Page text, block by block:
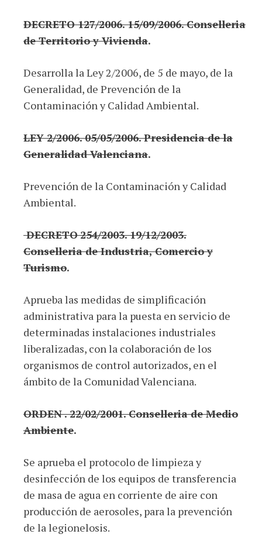
DECRETO 127/2006. 15/09/2006. Conselleria
de Territorio y Vivienda.
Desarrolla la Ley 2/2006, de 5 de mayo, de la
Generalidad, de Prevención de la
Contaminación y Calidad Ambiental.
LEY 2/2006. 05/05/2006. Presidencia de la
Generalidad Valenciana.
Prevención de la Contaminación y Calidad
Ambiental.
DECRETO254/2003. 19/12/2003.
Conselleria de Industria, Comercio y
Turismo.
Aprueba las medidas de simplificación
administrativa para la puesta en servicio de
determinadas instalaciones industriales
liberalizadas, con la colaboración de los
organismos de control autorizados, en el
ámbito de la Comunidad Valenciana.
ORDEN . 22/02/2001. Conselleria de Medio
Ambiente.
Se aprueba el protocolo de limpieza y
desinfección de los equipos de transferencia
de masa de agua en corriente de aire con
producción de aerosoles, para la prevención
de la legionelosis.